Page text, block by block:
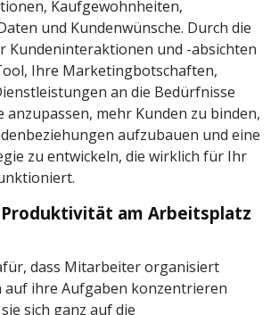
Kaufgewohnheiten,
und Kundenwünsche. Durch die
Kundeninteraktionen und -absichten
Ihre Marketingbotschaften,
an die Bedürfnisse
mehr Kunden zu binden,
aufzubauen und eine
zu entwickeln, die wirklich für Ihr
Produktivität am Arbeitsplatz
dass Mitarbeiter organisiert
auf ihre Aufgaben konzentrieren
sich ganz auf die